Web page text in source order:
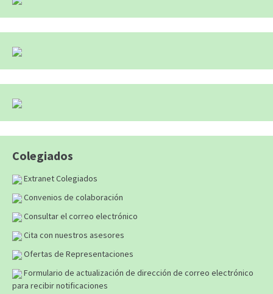
Colegiados
Extranet Colegiados
Convenios de colaboración
Consultar el correo electrónico
Cita con nuestros asesores
Ofertas de Representaciones
Formulario de actualización de dirección de correo electrónico
para recibir notificaciones